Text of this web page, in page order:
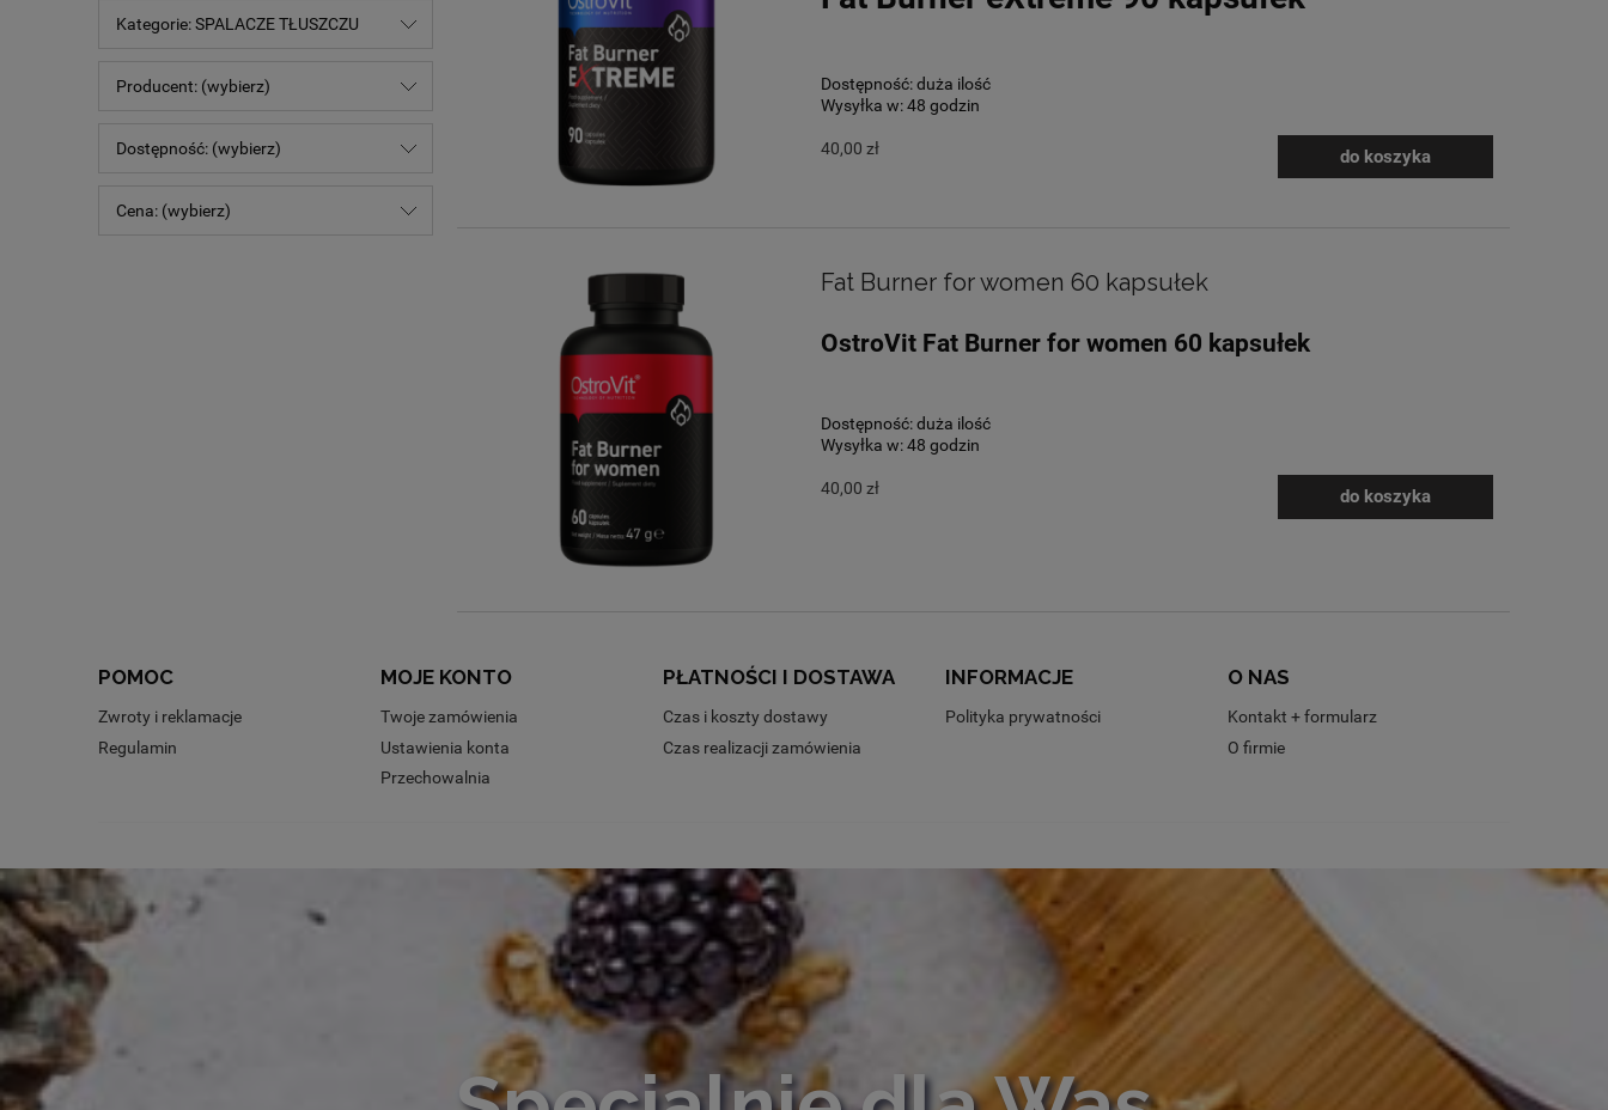
Kategorie: SPALACZE TŁUSZCZU
Producent: (wybierz)
Dostępność: (wybierz)
Cena: (wybierz)
Dostępność:duża ilość
Wysyłka w:48 godzin
40,00 zł do koszyka
Fat Burner for women 60 kapsułek
OstroVit Fat Burner for women 60 kapsułek
Dostępność:duża ilość
Wysyłka w:48 godzin
40,00 zł do koszyka
POMOC
Zwroty i reklamacje
Regulamin
MOJE KONTO
Twoje zamówienia
Ustawienia konta
Przechowalnia
PŁATNOŚCI I DOSTAWA
Czas i koszty dostawy
Czas realizacji zamówienia
INFORMACJE
Polityka prywatności
O NAS
Kontakt + formularz
O firmie